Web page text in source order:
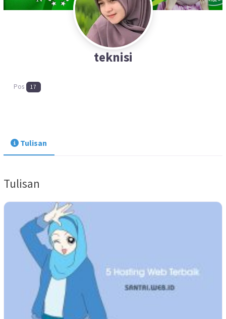
teknisi
Pos 17
Tulisan
Tulisan